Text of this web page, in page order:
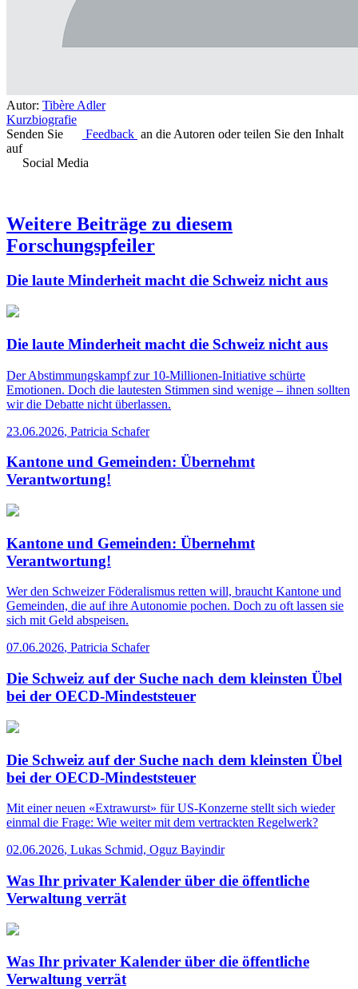
Autor: Tibère Adler
Kurzbiografie
Senden Sie
Feedback an die Autoren oder teilen Sie den Inhalt
auf
Social Media
Weitere Beiträge zu diesem
Forschungspfeiler
Die laute Minderheit macht die Schweiz nicht aus
Die laute Minderheit macht die Schweiz nicht aus
Der Abstimmungskampf zur 10-Millionen-Initiative schürte
Emotionen. Doch die lautesten Stimmen sind wenige – ihnen sollten
wir die Debatte nicht überlassen.
23.06.2026, Patricia Schafer
Kantone und Gemeinden: Übernehmt
Verantwortung!
Kantone und Gemeinden: Übernehmt
Verantwortung!
Wer den Schweizer Föderalismus retten will, braucht Kantone und
Gemeinden, die auf ihre Autonomie pochen. Doch zu oft lassen sie
sich mit Geld abspeisen.
07.06.2026, Patricia Schafer
Die Schweiz auf der Suche nach dem kleinsten Übel
bei der OECD-Mindeststeuer
Die Schweiz auf der Suche nach dem kleinsten Übel
bei der OECD-Mindeststeuer
Mit einer neuen «Extrawurst» für US-Konzerne stellt sich wieder
einmal die Frage: Wie weiter mit dem vertrackten Regelwerk?
02.06.2026, Lukas Schmid, Oguz Bayindir
Was Ihr privater Kalender über die öffentliche
Verwaltung verrät
Was Ihr privater Kalender über die öffentliche
Verwaltung verrät